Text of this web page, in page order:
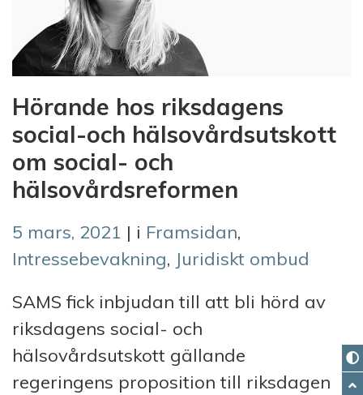
Hörande hos riksdagens
social-och hälsovårdsutskott
om social- och
hälsovårdsreformen
5 mars, 2021 | i Framsidan,
Intressebevakning, Juridiskt ombud
SAMS fick inbjudan till att bli hörd av
riksdagens social- och
hälsovårdsutskott gällande
regeringens proposition till riksdagen